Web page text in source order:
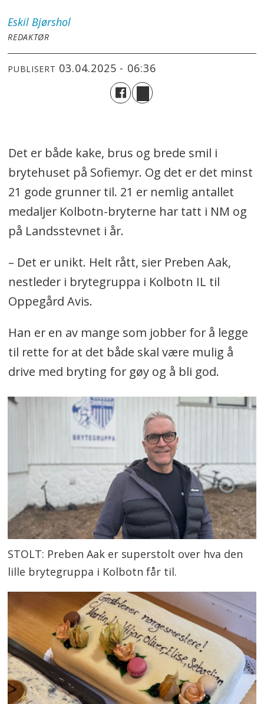
Eskil Bjørshol
REDAKTØR
PUBLISERT 03.04.2025 - 06:36
Det er både kake, brus og brede smil i
brytehuset på Sofiemyr. Og det er det minst
21 gode grunner til. 21 er nemlig antallet
medaljer Kolbotn-bryterne har tatt i NM og
på Landsstevnet i år.
– Det er unikt. Helt rått, sier Preben Aak,
nestleder i brytegruppa i Kolbotn IL til
Oppegård Avis.
Han er en av mange som jobber for å legge
til rette for at det både skal være mulig å
drive med bryting for gøy og å bli god.
STOLT: Preben Aak er superstolt over hva den
lille brytegruppa i Kolbotn får til.